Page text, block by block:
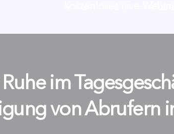
im
von Abrufern